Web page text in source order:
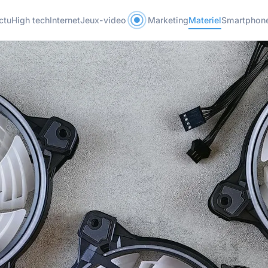
High techInternetJeux-video MarketingMateriel